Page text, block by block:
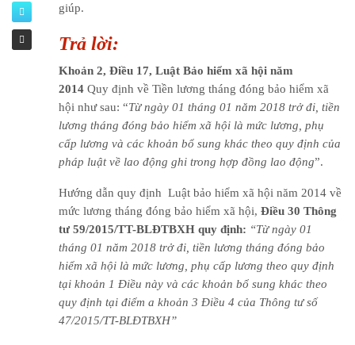
giúp.
Trả lời:
Khoản 2, Điều 17, Luật Bảo hiểm xã hội năm
2014 Quy định về Tiền lương tháng đóng bảo hiểm xã
hội như sau: “Từ ngày 01 tháng 01 năm 2018 trở đi, tiền
lương tháng đóng bảo hiểm xã hội là mức lương, phụ
cấp lương và các khoản bổ sung khác theo quy định của
pháp luật về lao động ghi trong hợp đồng lao động”.
Hướng dẫn quy định Luật bảo hiểm xã hội năm 2014 về
mức lương tháng đóng bảo hiểm xã hội, Điều 30 Thông
tư 59/2015/TT-BLĐTBXH quy định: “Từ ngày 01
tháng 01 năm 2018 trở đi, tiền lương tháng đóng bảo
hiểm xã hội là mức lương, phụ cấp lương theo quy định
tại khoản 1 Điều này và các khoản bổ sung khác theo
quy định tại điểm a khoản 3 Điều 4 của Thông tư số
47/2015/TT-BLĐTBXH”